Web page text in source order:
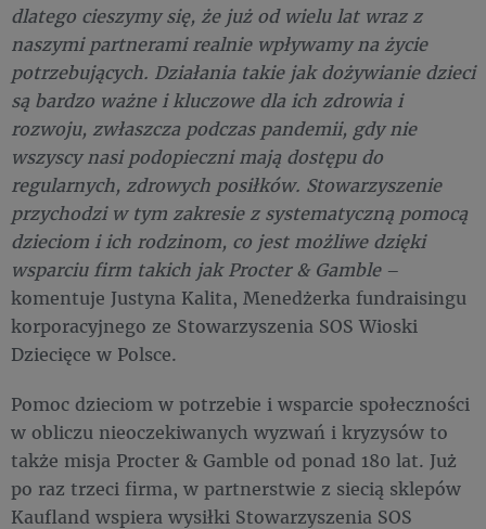
dlatego cieszymy się, że już od wielu lat wraz z
naszymi partnerami realnie wpływamy na życie
potrzebujących. Działania takie jak dożywianie dzieci
są bardzo ważne i kluczowe dla ich zdrowia i
rozwoju, zwłaszcza podczas pandemii, gdy nie
wszyscy nasi podopieczni mają dostępu do
regularnych, zdrowych posiłków. Stowarzyszenie
przychodzi w tym zakresie z systematyczną pomocą
dzieciom i ich rodzinom, co jest możliwe dzięki
wsparciu firm takich jak Procter & Gamble –
komentuje Justyna Kalita, Menedżerka fundraisingu
korporacyjnego ze Stowarzyszenia SOS Wioski
Dziecięce w Polsce.
Pomoc dzieciom w potrzebie i wsparcie społeczności
w obliczu nieoczekiwanych wyzwań i kryzysów to
także misja Procter & Gamble od ponad 180 lat. Już
po raz trzeci firma, w partnerstwie z siecią sklepów
Kaufland wspiera wysiłki Stowarzyszenia SOS